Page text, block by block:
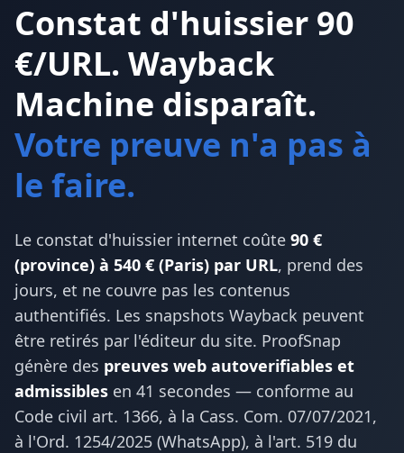
Constat d'huissier 90
€/URL. Wayback
Machine disparaît.
Votre preuve n'a pas à
le faire.
Le constat d'huissier internet coûte 90 €
(province) à 540 € (Paris) par URL, prend des
jours, et ne couvre pas les contenus
authentifiés. Les snapshots Wayback peuvent
être retirés par l'éditeur du site. ProofSnap
génère des preuves web autoverifiables et
admissibles en 41 secondes — conforme au
Code civil art. 1366, à la Cass. Com. 07/07/2021,
à l'Ord. 1254/2025 (WhatsApp), à l'art. 519 du